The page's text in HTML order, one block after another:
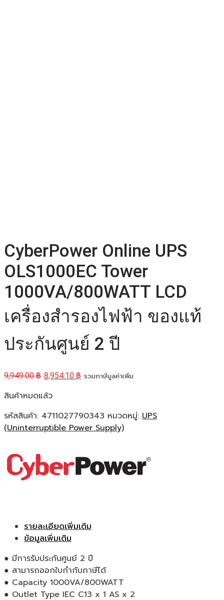
CyberPower Online UPS
OLS1000EC Tower
1000VA/800WATT LCD
เครื่องสำรองไฟฟ้า ของแท้
ประกันศูนย์ 2 ปี
9,949.00฿ 8,954.10 ฿ รวมภาษีมูลค่าเพิ่ม
สินค้าหมดแล้ว
รหัสสินค้า: 4711027790343 หมวดหมู่: UPS
(Uninterruptible Power Supply)
รายละเอียดเพิ่มเติม
ข้อมูลเพิ่มเติม
● มีการรับประกันศูนย์ 2 ปี
● สามารถออกใบกำกับภาษีได้
● Capacity 1000VA/800WATT
● Outlet Type IEC C13 x 1 AS x 2